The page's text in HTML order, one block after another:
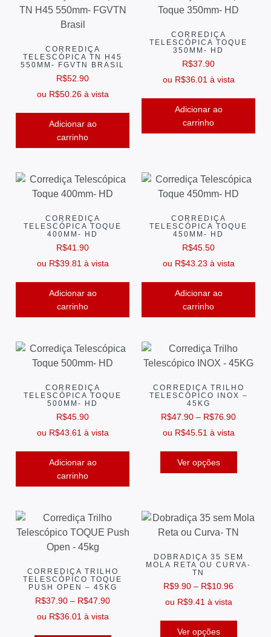
CORREDIÇA
TELESCÓPICA TN H45
550MM- FGVTN BRASIL
R$52.90
ou R$50.26 à vista
Adicionar ao
carrinho
CORREDIÇA
TELESCÓPICA TOQUE
350MM- HD
R$37.90
ou R$36.01 à vista
Adicionar ao
carrinho
CORREDIÇA
TELESCÓPICA TOQUE
400MM- HD
R$41.90
ou R$39.81 à vista
Adicionar ao
carrinho
CORREDIÇA
TELESCÓPICA TOQUE
450MM- HD
R$45.50
ou R$43.23 à vista
Adicionar ao
carrinho
CORREDIÇA
TELESCÓPICA TOQUE
500MM- HD
R$45.90
ou R$43.61 à vista
Adicionar ao
carrinho
CORREDIÇA TRILHO
TELESCÓPICO INOX –
45KG
R$47.90 – R$76.90
ou R$45.51 à vista
Ver opções
CORREDIÇA TRILHO
TELESCÓPICO TOQUE
PUSH OPEN – 45KG
R$37.90 – R$47.90
ou R$36.01 à vista
DOBRADIÇA 35 SEM
MOLA RETA OU CURVA-
TN
R$9.90 – R$10.96
ou R$9.41 à vista
Ver opções